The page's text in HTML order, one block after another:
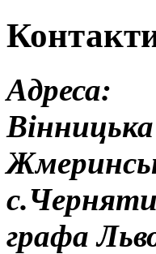
Адреса:
графа